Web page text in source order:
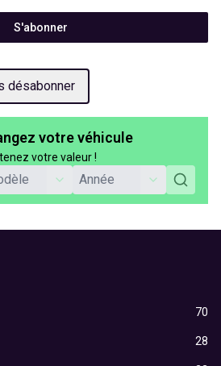
S'abonner
désabonner
votre véhicule
votre valeur !
70
28